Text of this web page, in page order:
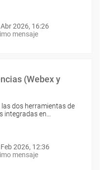
2026, 16:26
mensaje
(Webex y
dos herramientas de
integradas en…
2026, 12:36
mensaje